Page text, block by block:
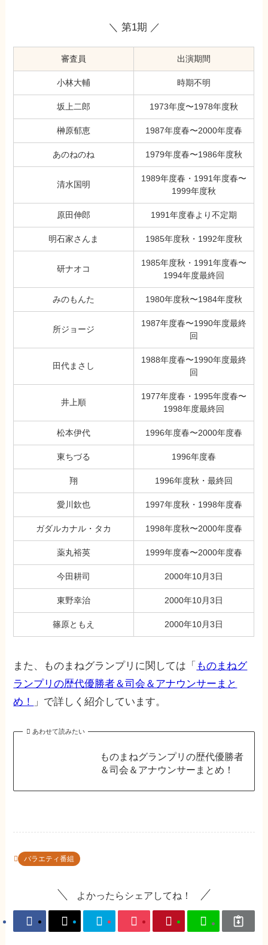
＼ 第1期 ／
審査員 出演期間
小林大輔 時期不明
坂上二郎 1973年度〜1978年度秋
榊原郁恵 1987年度春〜2000年度春
あのねのね 1979年度春〜1986年度秋
清水国明
1989年度春・1991年度春〜
1999年度秋
原田伸郎 1991年度春より不定期
明石家さんま 1985年度秋・1992年度秋
研ナオコ
1985年度秋・1991年度春〜
1994年度最終回
みのもんた 1980年度秋〜1984年度秋
所ジョージ
1987年度春〜1990年度最終
回
田代まさし
1988年度春〜1990年度最終
回
井上順
1977年度春・1995年度春〜
1998年度最終回
松本伊代 1996年度春〜2000年度春
東ちづる 1996年度春
翔 1996年度秋・最終回
愛川欽也 1997年度秋・1998年度春
ガダルカナル・タカ 1998年度秋〜2000年度春
薬丸裕英 1999年度春〜2000年度春
今田耕司 2000年10月3日
東野幸治 2000年10月3日
篠原ともえ 2000年10月3日
また、ものまねグランプリに関しては「 ものまねグ
ランプリの歴代優勝者＆司会＆アナウンサーまと
め！
」で詳しく紹介しています。
あわせて読みたい
ものまねグランプリの歴代優勝者
＆司会＆アナウンサーまとめ！
バラエティ番組
よかったらシェアしてね！